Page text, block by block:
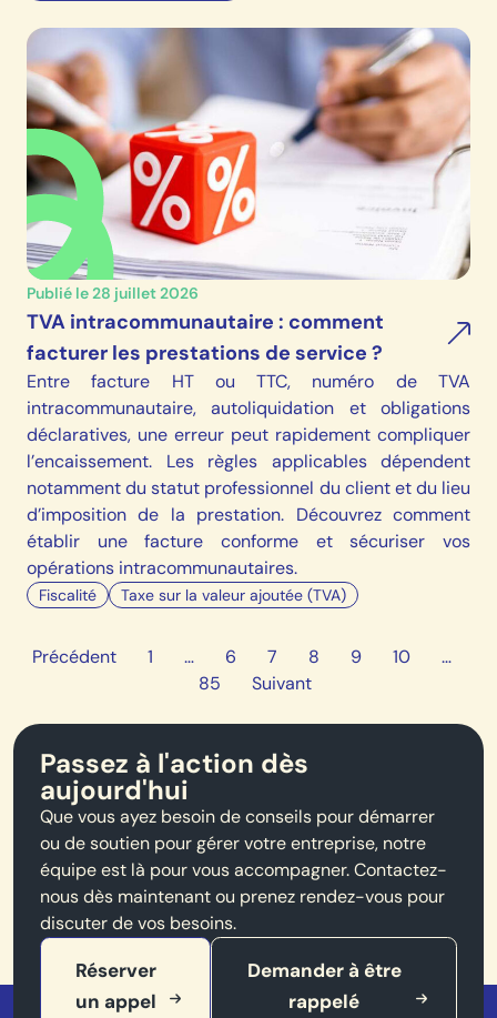
Publié le 28 juillet 2026
TVA intracommunautaire : comment
facturer les prestations de service ?
Entre facture HT ou TTC, numéro de TVA
intracommunautaire, autoliquidation et obligations
déclaratives, une erreur peut rapidement compliquer
l’encaissement. Les règles applicables dépendent
notamment du statut professionnel du client et du lieu
d’imposition de la prestation. Découvrez comment
établir une facture conforme et sécuriser vos
opérations intracommunautaires.
Fiscalité Taxe sur la valeur ajoutée (TVA)
Précédent 1 … 6 7 8 9 10
…
85
Suivant
Passez à l'action dès
aujourd'hui
Que vous ayez besoin de conseils pour démarrer
ou de soutien pour gérer votre entreprise, notre
équipe est là pour vous accompagner. Contactez-
nous dès maintenant ou prenez rendez-vous pour
discuter de vos besoins.
Réserver
un appel
Demander à être
rappelé